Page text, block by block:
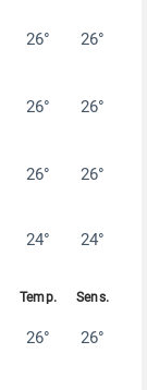
26° 26°
26° 26°
26° 26°
24° 24°
26° 26°